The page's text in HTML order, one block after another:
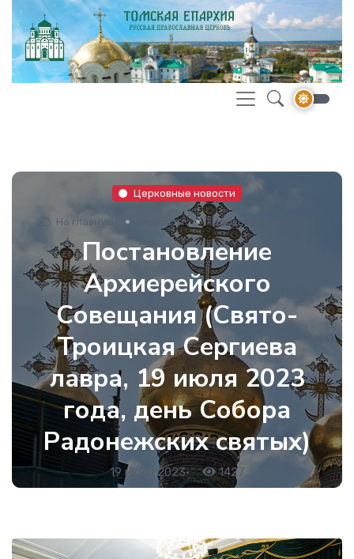
Церковные новости
На главную Новости Церковные новости
Постановление
Архиерейского
Совещания (Свято-
Троицкая Сергиева
лавра, 19 июля 2023
года, день Собора
Радонежских святых)
19 июля 2023• 1427